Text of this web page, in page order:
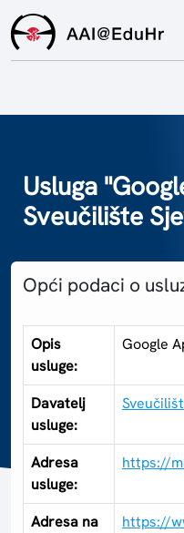
Za
Za
Za
Usluga
Sveučilište
Opći podaci o
Opis
usluge:
Google
Davatelj
usluge:
Adresa
usluge:
https://
Adresa na
https://